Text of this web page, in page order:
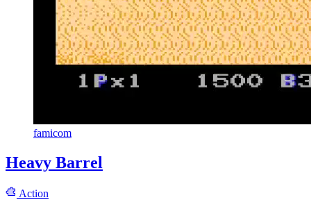
famicom
Heavy Barrel
Action